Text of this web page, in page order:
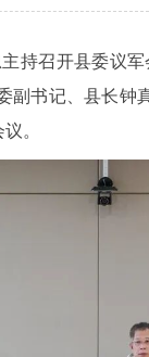
召开县委议军
书记、县长
。